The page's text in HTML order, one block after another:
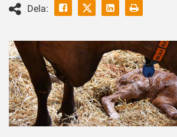
Dela:
Facebook LinkedinSkriv